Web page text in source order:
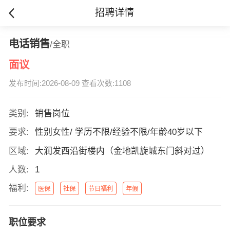
招聘详情
电话销售/全职
面议
发布时间:2026-08-09 查看次数:1108
类别:
销售岗位
要求:
性别女性/ 学历不限/经验不限/年龄40岁以下
区域:
大润发西沿街楼内（金地凯旋城东门斜对过）
人数:
1
福利:
医保 社保 节日福利 年假
职位要求